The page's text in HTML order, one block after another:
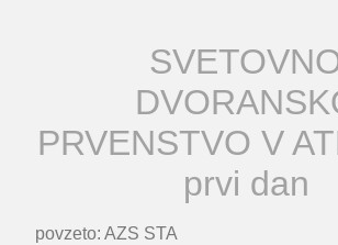
PRVENSTVO V
prvi dan
povzeto: AZS STA